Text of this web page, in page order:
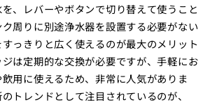
、レバーやボタンで切り替えて使うこと
周りに別途浄水器を設置する必要がない
っきりと広く使えるのが最大のメリット
は定期的な交換が必要ですが、手軽にお
用に使えるため、非常に人気がありま
トレンドとして注目されているのが、